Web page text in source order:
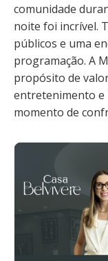
comunidade
noite foi incrível.
públicos e uma
programação. A
propósito de
entretenimento e
momento de